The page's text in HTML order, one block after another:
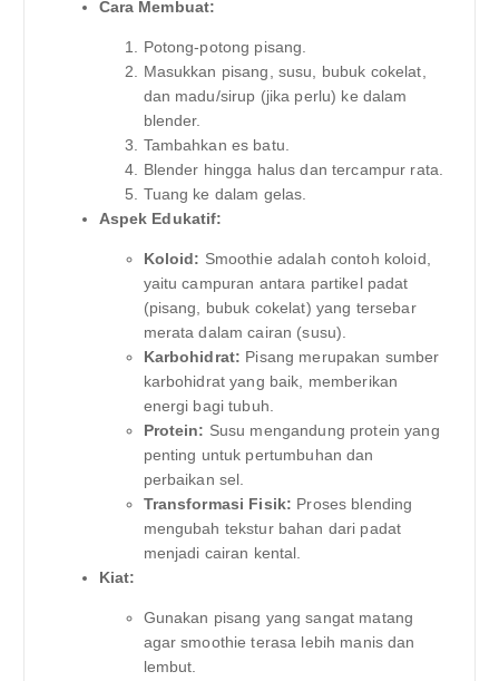
Cara Membuat:
Potong-potong pisang.
Masukkan pisang, susu, bubuk cokelat,
dan madu/sirup (jika perlu) ke dalam
blender.
Tambahkan es batu.
Blender hingga halus dan tercampur rata.
Tuang ke dalam gelas.
Aspek Edukatif:
Koloid: Smoothie adalah contoh koloid,
yaitu campuran antara partikel padat
(pisang, bubuk cokelat) yang tersebar
merata dalam cairan (susu).
Karbohidrat: Pisang merupakan sumber
karbohidrat yang baik, memberikan
energi bagi tubuh.
Protein: Susu mengandung protein yang
penting untuk pertumbuhan dan
perbaikan sel.
Transformasi Fisik: Proses blending
mengubah tekstur bahan dari padat
menjadi cairan kental.
Kiat:
Gunakan pisang yang sangat matang
agar smoothie terasa lebih manis dan
lembut.